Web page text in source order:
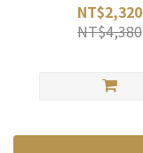
NT$2,320
NT$4,380